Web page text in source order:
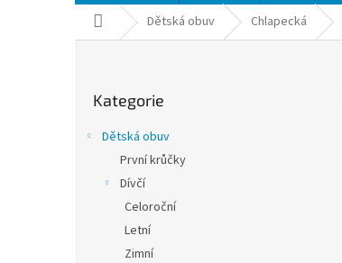
Domů Dětská obuv Chlapecká
kategorie
Kategorie
Dětská obuv
První krůčky
Dívčí
Celoroční
Letní
Zimní